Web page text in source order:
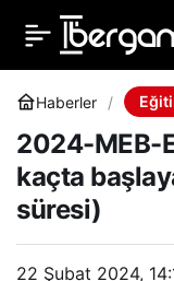
Haberler
2024-MEB-
kaçta
süresi)
22 Şubat 2024,
2024-MEB-EKYS
zaman, saat kaçta
başlayacak?
ve süresi)